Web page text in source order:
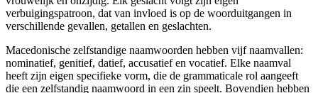
verbuigingspatroon, dat van invloed is op de woorduitgangen in
verschillende gevallen, getallen en geslachten.
Macedonische zelfstandige naamwoorden hebben vijf naamvallen:
nominatief, genitief, datief, accusatief en vocatief. Elke naamval
heeft zijn eigen specifieke vorm, die de grammaticale rol aangeeft
die een zelfstandig naamwoord in een zin speelt. Bovendien hebben